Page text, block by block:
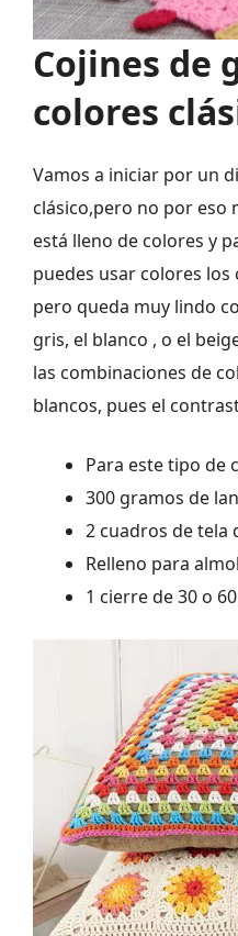
Cojines de
colores
Vamos a iniciar por un
clásico,pero no por eso
está lleno de colores y
puedes usar colores
pero queda muy lindo
gris, el blanco , o el
las combinaciones de
blancos, pues el
Para este tipo de
300 gramos de
2 cuadros de tela
Relleno para
1 cierre de 30 o